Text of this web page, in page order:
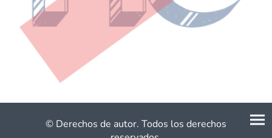
© Derechos de autor. Todos los derechos